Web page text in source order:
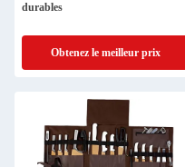
durables
Obtenez le meilleur prix